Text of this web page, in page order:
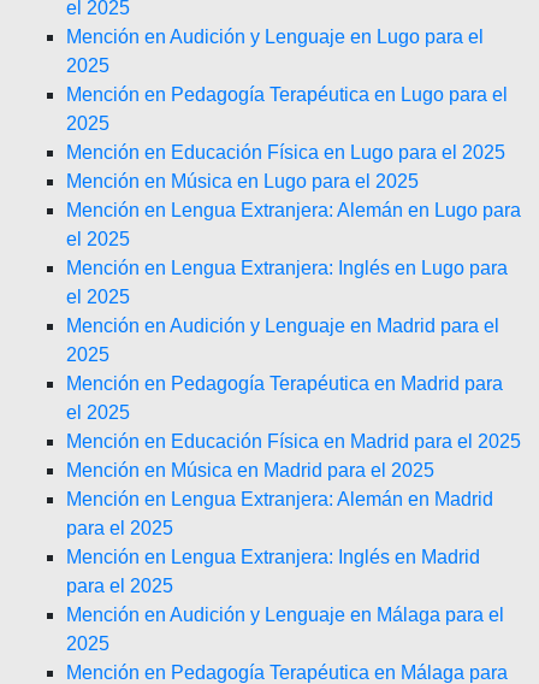
el 2025
Mención en Audición y Lenguaje en Lugo para el
2025
Mención en Pedagogía Terapéutica en Lugo para el
2025
Mención en Educación Física en Lugo para el 2025
Mención en Música en Lugo para el 2025
Mención en Lengua Extranjera: Alemán en Lugo para
el 2025
Mención en Lengua Extranjera: Inglés en Lugo para
el 2025
Mención en Audición y Lenguaje en Madrid para el
2025
Mención en Pedagogía Terapéutica en Madrid para
el 2025
Mención en Educación Física en Madrid para el 2025
Mención en Música en Madrid para el 2025
Mención en Lengua Extranjera: Alemán en Madrid
para el 2025
Mención en Lengua Extranjera: Inglés en Madrid
para el 2025
Mención en Audición y Lenguaje en Málaga para el
2025
Mención en Pedagogía Terapéutica en Málaga para